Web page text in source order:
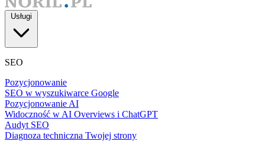
Usługi
SEO
Pozycjonowanie
SEO w wyszukiwarce Google
Pozycjonowanie AI
Widoczność w AI Overviews i ChatGPT
Audyt SEO
Diagnoza techniczna Twojej strony